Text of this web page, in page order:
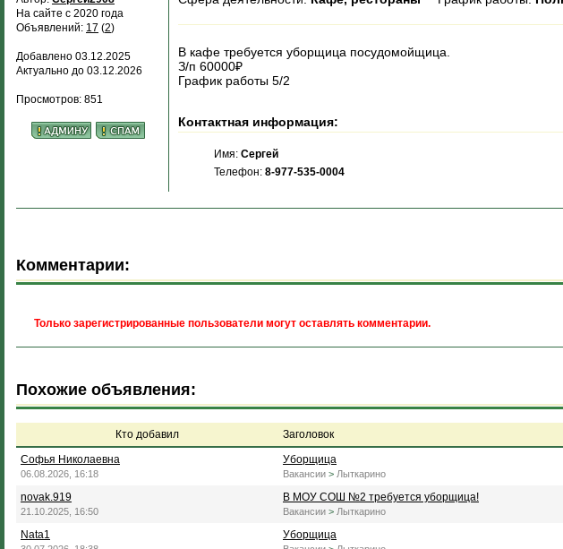
На сайте с 2020 года
Объявлений: 17 (2)
Добавлено 03.12.2025
Актуально до 03.12.2026
Просмотров: 851
В кафе требуется уборщица посудомойщица.
З/п 60000₽
График работы 5/2
Контактная информация:
Имя: Сергей
Телефон: 8-977-535-0004
Комментарии:
Только зарегистрированные пользователи могут оставлять комментарии.
Похожие объявления:
Кто добавил Заголовок
Софья Николаевна
06.08.2026, 16:18
Уборщица
Вакансии > Лыткарино
novak.919
21.10.2025, 16:50
В МОУ СОШ №2 требуется уборщица!
Вакансии > Лыткарино
Nata1 Уборщица